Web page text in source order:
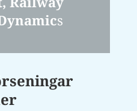
s